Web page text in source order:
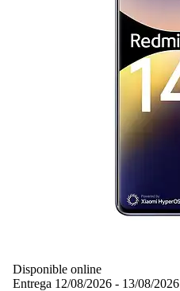
Disponible online
Entrega 12/08/2026 - 13/08/2026